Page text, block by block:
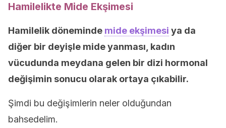
Hamilelikte Mide Ekşimesi
Hamilelik döneminde mide ekşimesi ya da
diğer bir deyişle mide yanması, kadın
vücudunda meydana gelen bir dizi hormonal
değişimin sonucu olarak ortaya çıkabilir.
Şimdi bu değişimlerin neler olduğundan
bahsedelim.